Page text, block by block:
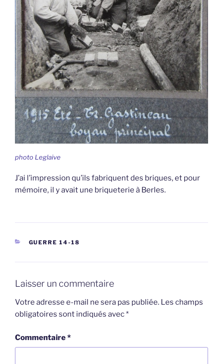
photo Leglaive
J’ai l’impression qu’ils fabriquent des briques, et pour
mémoire, il y avait une briqueterie à Berles.
CATÉGORIES
GUERRE 14-18
Laisser un commentaire
Votre adresse e-mail ne sera pas publiée. Les champs
obligatoires sont indiqués avec*
Commentaire*